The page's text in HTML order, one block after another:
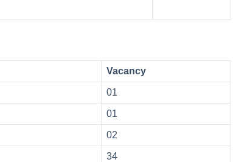
Vacancy
01
01
02
34